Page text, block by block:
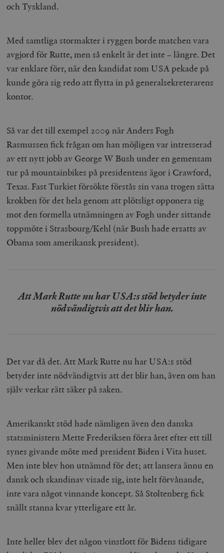
och Tyskland.
Med samtliga stormakter i ryggen borde matchen vara
avgjord för Rutte, men så enkelt är det inte – längre. Det
var enklare förr, när den kandidat som USA pekade på
kunde göra sig redo att flytta in på generalsekreterarens
kontor.
Så var det till exempel 2009 när Anders Fogh
Rasmussen fick frågan om han möjligen var intresserad
av ett nytt jobb av George W Bush under en gemensam
tur på mountainbikes på presidentens ägor i Crawford,
Texas. Fast Turkiet försökte förstås sin vana trogen sätta
krokben för det hela genom att plötsligt opponera sig
mot den formella utnämningen av Fogh under sittande
toppmöte i Strasbourg/Kehl (när Bush hade ersatts av
Obama som amerikansk president).
Att Mark Rutte nu har USA:s stöd betyder inte
nödvändigtvis att det blir han.
Det var då det. Att Mark Rutte nu har USA:s stöd
betyder inte nödvändigtvis att det blir han, även om han
själv verkar rätt säker på saken.
Amerikanskt stöd hade nämligen även den danska
statsministern Mette Frederiksen förra året efter ett till
synes givande möte med president Biden i Vita huset.
Men inte blev hon utnämnd för det; att lansera ännu en
dansk och skandinav visade sig, inte helt förvånande,
inte vara något vinnande koncept. Så Stoltenberg fick
snällt stanna kvar ytterligare ett år.
Inte heller blev det någon vinstlott för Bidens tidigare